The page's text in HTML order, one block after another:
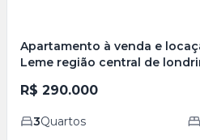
Apartamento à venda e
Leme região central de
R$ 290.000
3Quartos